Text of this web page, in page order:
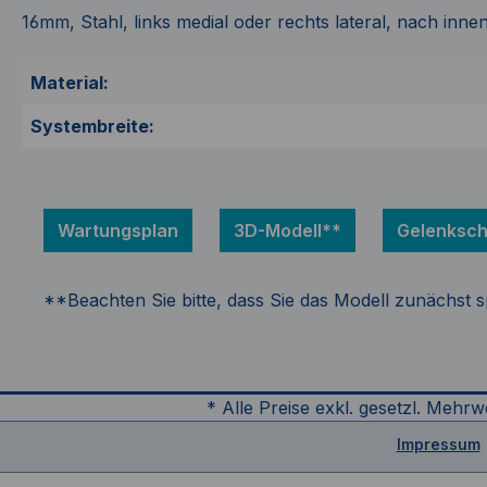
16mm, Stahl, links medial oder rechts lateral, nach
Material:
Systembreite:
Wartungsplan 3D-Modell**
**Beachten Sie bitte, dass Sie das Modell zunächst
* Alle Preise exkl. gesetzl.
Impressum